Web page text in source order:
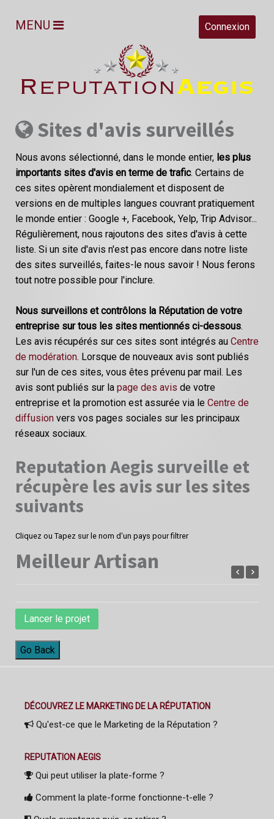
Connexion
MENU
Sites d'avis surveillés
Nous avons sélectionné, dans le monde entier, les plus
importants sites d'avis en terme de trafic. Certains de
ces sites opèrent mondialement et disposent de
versions en de multiples langues couvrant pratiquement
le monde entier : Google +, Facebook, Yelp, Trip Advisor...
Régulièrement, nous rajoutons des sites d'avis à cette
liste. Si un site d'avis n'est pas encore dans notre liste
des sites surveillés, faites-le nous savoir ! Nous ferons
tout notre possible pour l'inclure.
Nous surveillons et contrôlons la Réputation de votre
entreprise sur tous les sites mentionnés ci-dessous.
Les avis récupérés sur ces sites sont intégrés au Centre
de modération. Lorsque de nouveaux avis sont publiés
sur l'un de ces sites, vous êtes prévenu par mail. Les
avis sont publiés sur la page des avis de votre
entreprise et la promotion est assurée via le Centre de
diffusion vers vos pages sociales sur les principaux
réseaux sociaux.
Reputation Aegis surveille et
récupère les avis sur les sites
suivants
Cliquez ou Tapez sur le nom d'un pays pour filtrer
Meilleur Artisan
Lancer le projet
Go Back
DÉCOUVREZ LE MARKETING DE LA RÉPUTATION
Qu'est-ce que le Marketing de la Réputation ?
REPUTATION AEGIS
Qui peut utiliser la plate-forme ?
Comment la plate-forme fonctionne-t-elle ?